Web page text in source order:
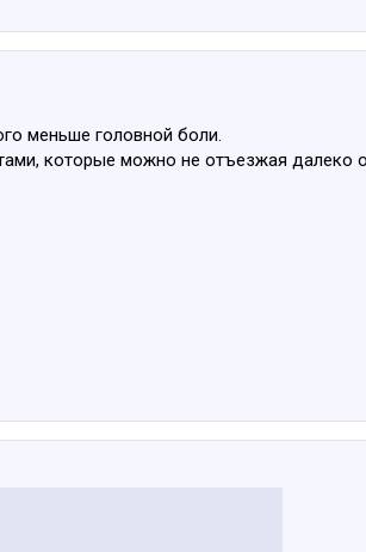
меньше головной боли.
которые можно не отъезжая далеко